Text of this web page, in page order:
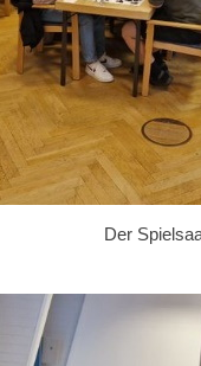
Der